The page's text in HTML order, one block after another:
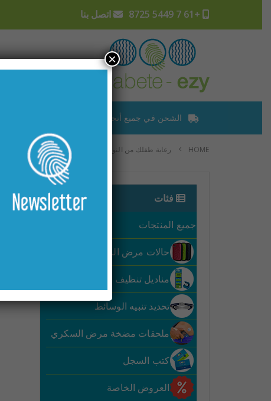
+61 7 5449 8725 اتصل بنا
الشحن في جميع أنحاء العالم
HOME رعاية طفلك من النوع 1 العيش مع مرض السكري
ديسمبر
فئات
جميع المنتجات
حالات مرض السكري
مناديل تنظيف مرض السكري
تحديد تنبيه الوسائط
ملحقات مضخة مرض السكري
كتب السجل
العروض الخاصة
×